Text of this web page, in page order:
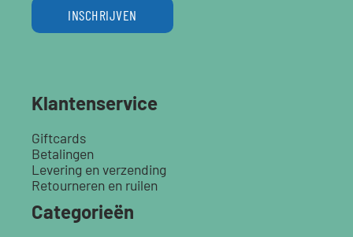
INSCHRIJVEN
Klantenservice
Giftcards
Betalingen
Levering en verzending
Retourneren en ruilen
Categorieën